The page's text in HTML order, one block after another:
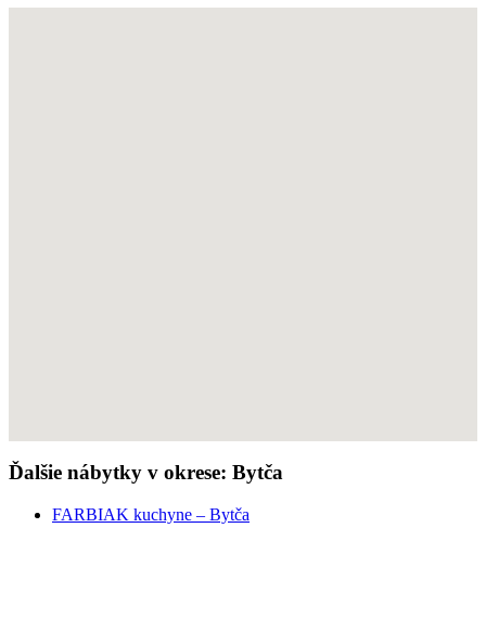
Ďalšie nábytky v okrese: Bytča
FARBIAK kuchyne – Bytča